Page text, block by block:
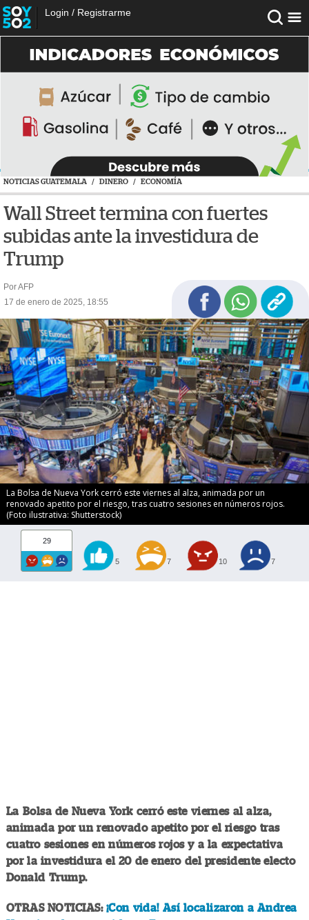
Login / Registrarme
NOTICIAS GUATEMALA / DINERO / ECONOMÍA
Wall Street termina con fuertes
subidas ante la investidura de
Trump
Por AFP
17 de enero de 2025, 18:55
La Bolsa de Nueva York cerró este viernes al alza, animada por un
renovado apetito por el riesgo, tras cuatro sesiones en números rojos.
(Foto ilustrativa: Shutterstock)
29
5 7 10 7
La Bolsa de Nueva York cerró este viernes al alza,
animada por un renovado apetito por el riesgo tras
cuatro sesiones en números rojos y a la expectativa
por la investidura el 20 de enero del presidente electo
Donald Trump.
OTRAS NOTICIAS: ¡Con vida! Así localizaron a Andrea